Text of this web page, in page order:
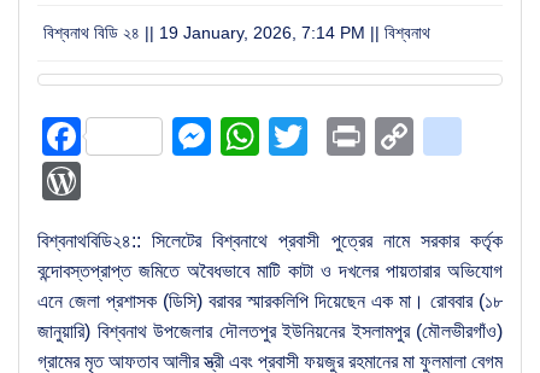
বিশ্বনাথ বিডি ২৪ || 19 January, 2026, 7:14 PM || বিশ্বনাথ
FacebookMessenger
WhatsApp
Twitter
Print
বিশ্বনাথবিডি২৪:: সিলেটের বিশ্বনাথে প্রবাসী পুত্রের নামে সরকার কর্তৃক
বন্দোবস্তপ্রাপ্ত জমিতে অবৈধভাবে মাটি কাটা ও দখলের পায়তারার অভিযোগ
এনে জেলা প্রশাসক (ডিসি) বরাবর স্মারকলিপি দিয়েছেন এক মা। রোববার (১৮
জানুয়ারি) বিশ্বনাথ উপজেলার দৌলতপুর ইউনিয়নের ইসলামপুর (মৌলভীরগাঁও)
গ্রামের মৃত আফতাব আলীর স্ত্রী এবং প্রবাসী ফয়জুর রহমানের মা ফুলমালা বেগম